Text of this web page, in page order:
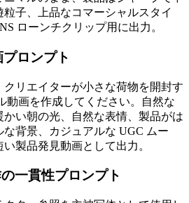
子、上品なコマーシャルスタイ
ローンチクリップ用に出力。
ロンプト
リエイターが小さな荷物を開封す
動画を作成してください。自然な
い朝の光、自然な表情、製品がは
背景、カジュアルな UGC ムー
製品発見動画として出力。
一貫性プロンプト